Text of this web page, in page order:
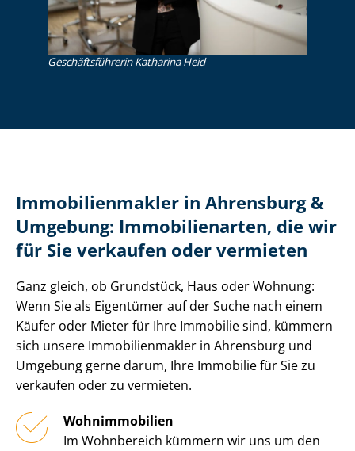
Ge­schäfts­füh­re­rin Katharina Heid
Im­mo­bi­li­en­mak­ler in Ahrensburg &
Umgebung: Immobilienarten, die wir
für Sie verkaufen oder vermieten
Ganz gleich, ob Grundstück, Haus oder Wohnung:
Wenn Sie als Eigentümer auf der Suche nach einem
Käufer oder Mieter für Ihre Immobilie sind, kümmern
sich unsere Im­mo­bi­li­en­mak­ler in Ahrensburg und
Umgebung gerne darum, Ihre Immobilie für Sie zu
verkaufen oder zu vermieten.
Wohnimmobilien
Im Wohnbereich kümmern wir uns um den